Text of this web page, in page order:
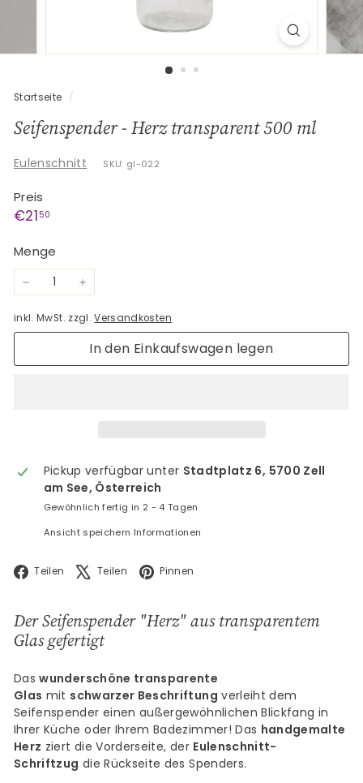
h
n
k
Startseite /
Seifenspender - Herz transparent 500 ml
Eulenschnitt SKU: gl-022
Preis
Normaler
€21 50
Menge
− +
inkl. MwSt. zzgl.Versandkosten
In den Einkaufswagen legen
Pickup verfügbar unter Stadtplatz 6, 5700 Zell
am See, Österreich
Gewöhnlich fertig in 2 - 4 Tagen
Ansicht speichern Informationen
Teilen Facebook
Teilen X Pinnen
Der Seifenspender "Herz" aus transparentem
Glas gefertigt
Das wunderschöne transparente
Glas mit schwarzer Beschriftung verleiht dem
Seifenspender einen außergewöhnlichen Blickfang in
Ihrer Küche oder Ihrem Badezimmer! Das handgemalte
Herz ziert die Vorderseite, der Eulenschnitt-
Schriftzug die Rückseite des Spenders.